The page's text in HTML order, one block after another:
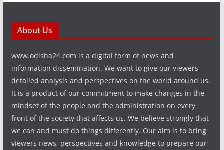
About Us
www.odisha24.com is a digital form of news and
information dissemination. We want to give our viewers
detailed analysis and perspectives on the world around us.
It is a product of our commitment to make changes in the
mindset of the people and the administration on every
front of the society that affects us. We believe strongly that
we can and must do things differently. Our aim is to bring
viewers news, perspectives and knowledge to prepare our